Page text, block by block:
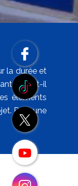
la durée et
Sera-t-il
éléments
Pour une